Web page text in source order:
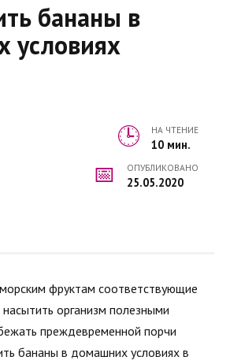
бананы в
условиях
НА ЧТЕНИЕ
10 мин.
ОПУБЛИКОВАНО
25.05.2020
фруктам соответствующие
насытить организм полезными
преждевременной порчи
бананы в домашних условиях в